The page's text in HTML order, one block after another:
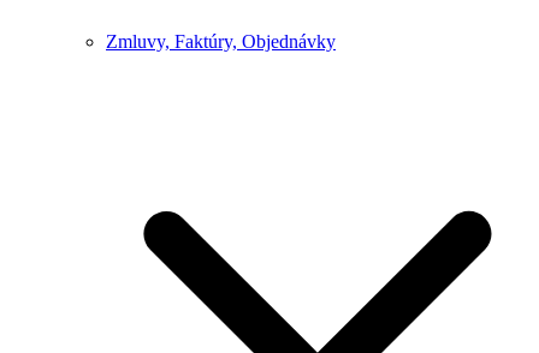
Zmluvy, Faktúry, Objednávky